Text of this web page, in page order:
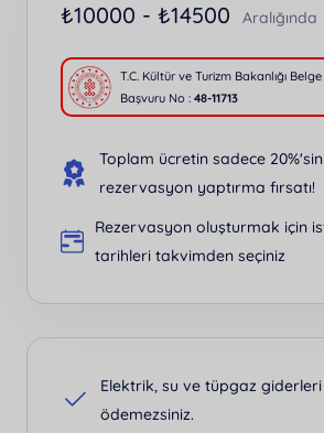
₺10000 - ₺14500 Aralığında
T.C. Kültür ve Turizm Bakanlığı Belge
Başvuru No :48-11713
Toplam ücretin sadece
rezervasyon yaptırma fırsatı!
Rezervasyon oluşturmak için
tarihleri takvimden seçiniz
Elektrik, su ve tüpgaz
ödemezsiniz.